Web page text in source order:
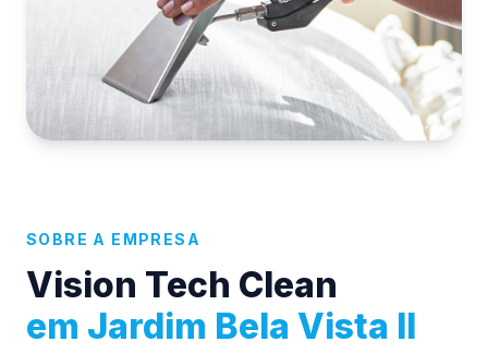
SOBRE A EMPRESA
Vision Tech Clean
em Jardim Bela Vista II